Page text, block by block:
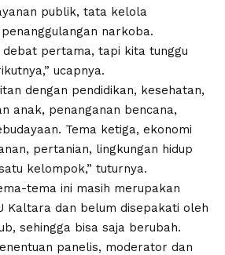
publik, tata kelola
narkoba.
debat pertama, tapi kita tunggu
ucapnya.
dengan pendidikan, kesehatan,
anak, penanganan bencana,
Tema ketiga, ekonomi
pertanian, lingkungan hidup
kelompok,” tuturnya.
tema ini masih merupakan
Kaltara dan belum disepakati oleh
sehingga bisa saja berubah.
panelis, moderator dan